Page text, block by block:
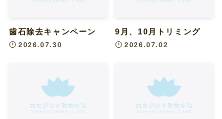
歯石除去キャンペーン
2026.07.30
9月、10月トリミング
2026.07.02